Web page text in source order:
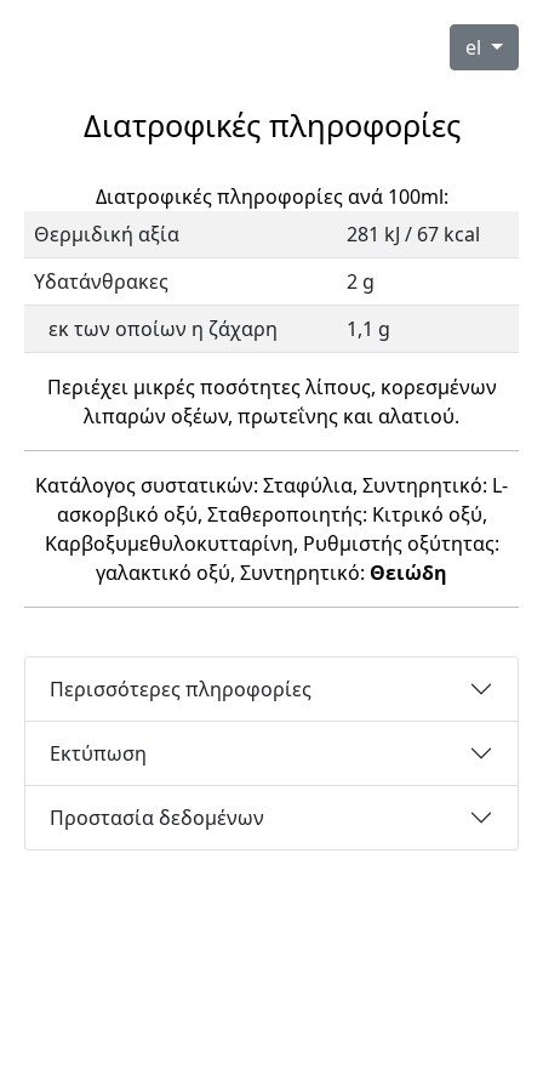
el
Διατροφικές πληροφορίες
Διατροφικές πληροφορίες ανά 100ml:
Θερμιδική αξία
281 kJ / 67 kcal
Υδατάνθρακες
2 g
εκ των οποίων η ζάχαρη
1,1 g
Περιέχει μικρές ποσότητες λίπους, κορεσμένων
λιπαρών οξέων, πρωτεΐνης και αλατιού.
Κατάλογος συστατικών: Σταφύλια, Συντηρητικό: L-
ασκορβικό οξύ, Σταθεροποιητής: Κιτρικό οξύ,
Καρβοξυμεθυλοκυτταρίνη, Ρυθμιστής οξύτητας:
γαλακτικό οξύ, Συντηρητικό: Θειώδη
Περισσότερες πληροφορίες
Εκτύπωση
Προστασία δεδομένων